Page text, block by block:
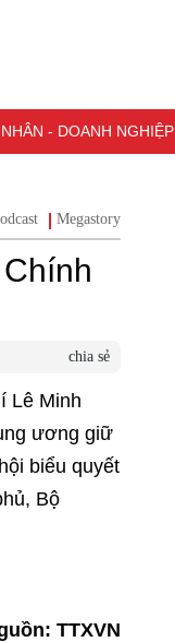
- DOANH NGHIỆP
THỨ XIV CỦA ĐẢNG
Megastory
chia sẻ
Lê Minh
ương giữ
biểu quyết
Bộ
TTXVN